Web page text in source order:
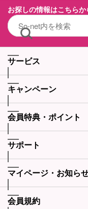
お探しの情報はこちらか
サービス
キャンペーン
会員特典・ポイント
サポート
マイページ・お知ら
会員規約